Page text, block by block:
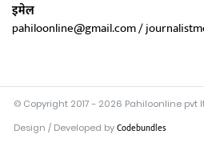
इमेल
pahiloonline@gmail.com /
© Copyright 2017 - 2026 Pahiloonline pvt
Design / Developed byCodebundles